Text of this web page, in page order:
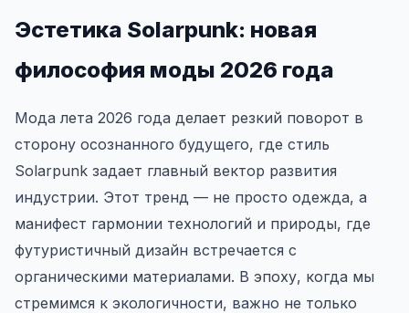
Эстетика Solarpunk: новая
философия моды 2026 года
Мода лета 2026 года делает резкий поворот в
сторону осознанного будущего, где стиль
Solarpunk задает главный вектор развития
индустрии. Этот тренд — не просто одежда, а
манифест гармонии технологий и природы, где
футуристичный дизайн встречается с
органическими материалами. В эпоху, когда мы
стремимся к экологичности, важно не только